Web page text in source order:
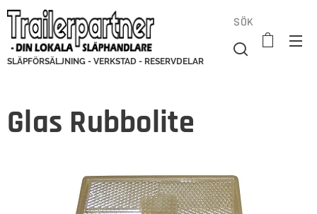
SLÄPFÖRSÄLJNING - VERKSTAD - RESERVDELAR
SÖK
Glas Rubbolite